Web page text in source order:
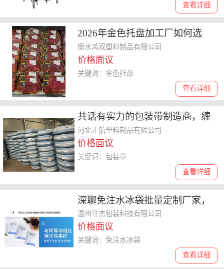
查看详细
2026年金色托盘加工厂如何选
择，质量、种类和环保措施深度
剖析
衡水鸿双塑料制品有限公司
价格面议
查看详细
关键词：金色托盘
共话有实力的包装带制造商，缠
绕包装带哪个口碑好
河北正航塑料制品有限公司
价格面议
查看详细
关键词：包装带
深聊免注水冰袋批量定制厂家，
怎么收费以及如何选择合适的企
业
温州守杰包装科技有限公司
价格面议
查看详细
关键词：免注水冰袋